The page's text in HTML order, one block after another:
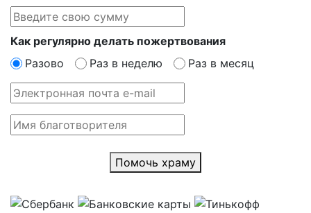
Как регулярно делать пожертвования
Разово
Раз в неделю Раз в месяц
Помочь храму